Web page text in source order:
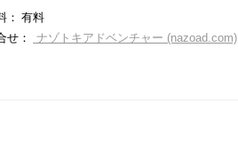
： 有料
せ：
ナゾトキアドベンチャー (nazoad.com)